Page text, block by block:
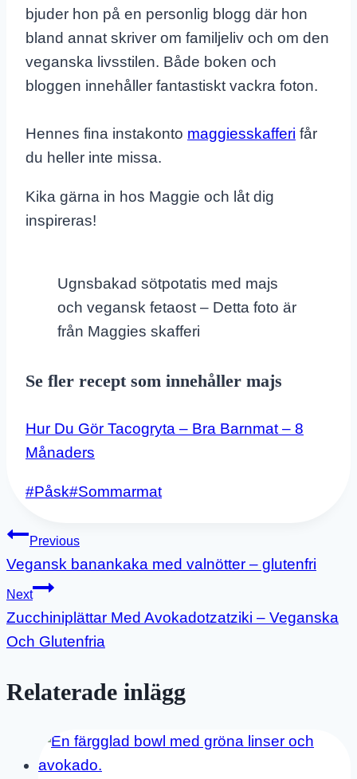
bjuder hon på en personlig blogg där hon
bland annat skriver om familjeliv och om den
veganska livsstilen. Både boken och
bloggen innehåller fantastiskt vackra foton.
Hennes fina instakonto maggiesskafferi får
du heller inte missa.
Kika gärna in hos Maggie och låt dig
inspireras!
Ugnsbakad sötpotatis med majs
och vegansk fetaost – Detta foto är
från Maggies skafferi
Se fler recept som innehåller majs
Hur Du Gör Tacogryta – Bra Barnmat – 8
Månaders
Post
#Påsk#Sommarmat
Inläggsnavigering
Previous
Vegansk banankaka med valnötter – glutenfri
Next
Zucchiniplättar Med Avokadotzatziki – Veganska
Och Glutenfria
Relaterade inlägg